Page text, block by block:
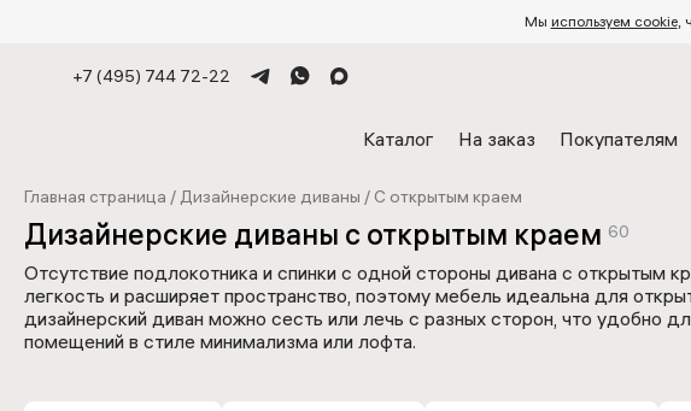
Мы используем cookie,
+7 (495) 744 72-22
Каталог На заказ Покупателям
Главная страница /Дизайнерские диваны / С открытым краем
Дизайнерские диваны с открытым краем 60
Отсутствие подлокотника и спинки с одной стороны дивана с открытым
легкость и расширяет пространство, поэтому мебель идеальна для
дизайнерский диван можно сесть или лечь с разных сторон, что удобно
помещений в стиле минимализма или лофта.